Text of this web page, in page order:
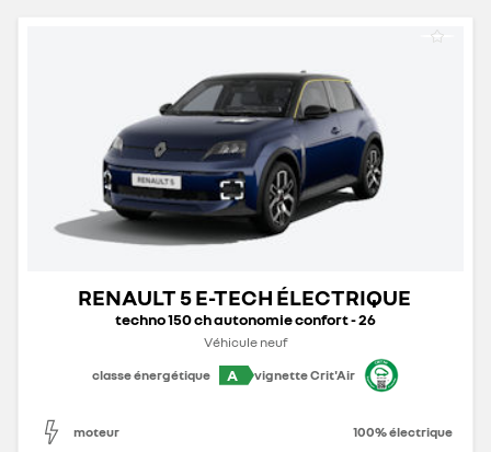
RENAULT 5 E-TECH ÉLECTRIQUE
techno 150 ch autonomie confort - 26
Véhicule neuf
classe énergétique
A vignette Crit'Air
moteur 100% électrique